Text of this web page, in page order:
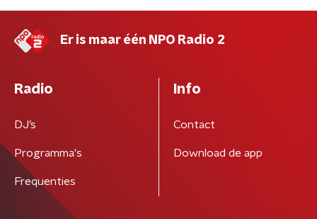
Er is maar één NPO Radio 2
Radio
DJ’s
Programma's
Frequenties
Info
Contact
Download de app